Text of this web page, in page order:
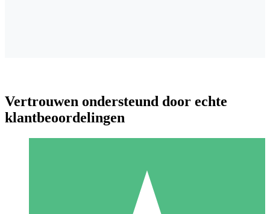
Individuele Creditpakketten
Vertrouwen ondersteund door echte
klantbeoordelingen